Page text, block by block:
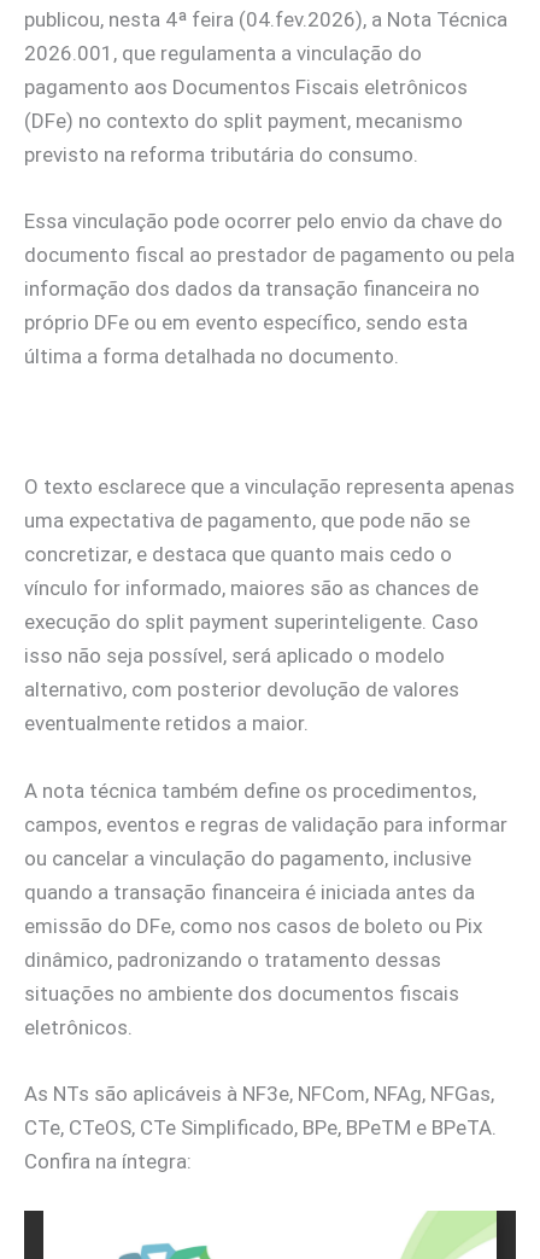
publicou, nesta 4ª feira (04.fev.2026), a Nota Técnica
2026.001, que regulamenta a vinculação do
pagamento aos Documentos Fiscais eletrônicos
(DFe) no contexto do split payment, mecanismo
previsto na reforma tributária do consumo.
Essa vinculação pode ocorrer pelo envio da chave do
documento fiscal ao prestador de pagamento ou pela
informação dos dados da transação financeira no
próprio DFe ou em evento específico, sendo esta
última a forma detalhada no documento.
O texto esclarece que a vinculação representa apenas
uma expectativa de pagamento, que pode não se
concretizar, e destaca que quanto mais cedo o
vínculo for informado, maiores são as chances de
execução do split payment superinteligente. Caso
isso não seja possível, será aplicado o modelo
alternativo, com posterior devolução de valores
eventualmente retidos a maior.
A nota técnica também define os procedimentos,
campos, eventos e regras de validação para informar
ou cancelar a vinculação do pagamento, inclusive
quando a transação financeira é iniciada antes da
emissão do DFe, como nos casos de boleto ou Pix
dinâmico, padronizando o tratamento dessas
situações no ambiente dos documentos fiscais
eletrônicos.
As NTs são aplicáveis à NF3e, NFCom, NFAg, NFGas,
CTe, CTeOS, CTe Simplificado, BPe, BPeTM e BPeTA.
Confira na íntegra: